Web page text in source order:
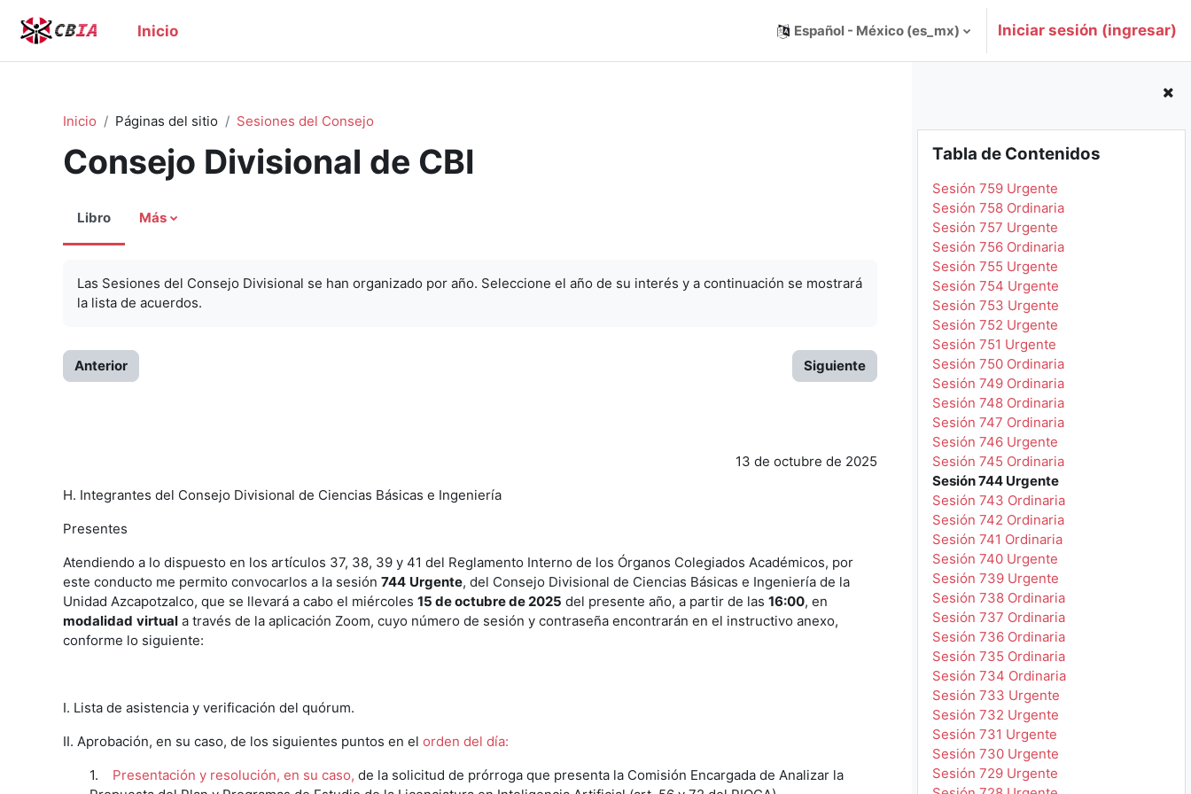
Inicio Español - México ‎(es_mx)‎ Iniciar sesión (ingresar)
Tabla de Contenidos
Sesión 759 Urgente
Sesión 758 Ordinaria
Sesión 757 Urgente
Sesión 756 Ordinaria
Sesión 755 Urgente
Sesión 754 Urgente
Sesión 753 Urgente
Sesión 752 Urgente
Sesión 751 Urgente
Sesión 750 Ordinaria
Sesión 749 Ordinaria
Sesión 748 Ordinaria
Sesión 747 Ordinaria
Sesión 746 Urgente
Sesión 745 Ordinaria
Sesión 744 Urgente
Sesión 743 Ordinaria
Sesión 742 Ordinaria
Sesión 741 Ordinaria
Sesión 740 Urgente
Sesión 739 Urgente
Sesión 738 Ordinaria
Sesión 737 Ordinaria
Sesión 736 Ordinaria
Sesión 735 Ordinaria
Sesión 734 Ordinaria
Sesión 733 Urgente
Sesión 732 Urgente
Sesión 731 Urgente
Sesión 730 Urgente
Sesión 729 Urgente
Inicio Páginas del sitio Sesiones del Consejo
Consejo Divisional de CBI
Libro Más
Las Sesiones del Consejo Divisional se han organizado por año. Seleccione el año de su interés y a continuación se mostrará
la lista de acuerdos.
Anterior Siguiente
13 de octubre de 2025
H. Integrantes del Consejo Divisional de Ciencias Básicas e Ingeniería
Presentes
Atendiendo a lo dispuesto en los artículos 37, 38, 39 y 41 del Reglamento Interno de los Órganos Colegiados Académicos, por
este conducto me permito convocarlos a la sesión 744 Urgente, del Consejo Divisional de Ciencias Básicas e Ingeniería de la
Unidad Azcapotzalco, que se llevará a cabo el miércoles 15 de octubre de 2025 del presente año, a partir de las 16:00, en
modalidad virtual a través de la aplicación Zoom, cuyo número de sesión y contraseña encontrarán en el instructivo anexo,
conforme lo siguiente:
I. Lista de asistencia y verificación del quórum.
II. Aprobación, en su caso, de los siguientes puntos en el orden del día:
1. Presentación y resolución, en su caso, de la solicitud de prórroga que presenta la Comisión Encargada de Analizar la